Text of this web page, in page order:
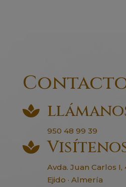

950 48 99 39

Avda. Juan Carlos I,
Ejido · Almería